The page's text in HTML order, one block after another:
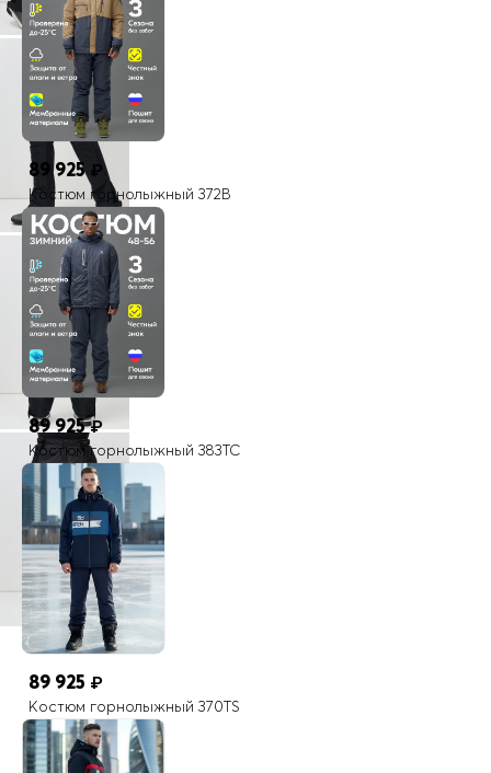
Страна производителя
Китай
На всех моделях верхней одежды MTFORCE присутствуют
светоотражающие элементы
89 925 ₽
Костюм горнолыжный 372B
89 925₽
Костюм горнолыжный 383TC
89 925 ₽
Костюм горнолыжный 370TS